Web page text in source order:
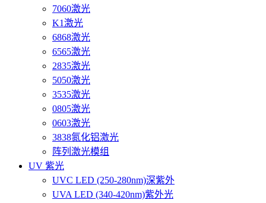
7060激光
K1激光
6868激光
6565激光
2835激光
5050激光
3535激光
0805激光
0603激光
3838氮化铝激光
阵列激光模组
UV 紫光
UVC LED (250-280nm)深紫外
UVA LED (340-420nm)紫外光